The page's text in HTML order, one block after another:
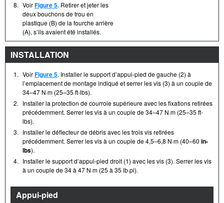
8. VoirFigure 5. Retirer et jeter les
deux bouchons de trou en
plastique (B) de la fourche arrière
(A), s’ils avaient été installés.
INSTALLATION
1. VoirFigure 5. Installer le support d’appui-pied de gauche (2) à
l’emplacement de montage indiqué et serrer les vis (3) à un couple de
34–47 N·m (25–35 ft-lbs).
2. Installer la protection de courroie supérieure avec les fixations retirées
précédemment. Serrer les vis à un couple de 34–47 N·m (25–35 ft-
lbs).
3. Installer le déflecteur de débris avec les trois vis retirées
précédemment. Serrer les vis à un couple de 4,5–6,8 N·m (40–60 in-
lbs).
4. Installer le support d’appui-pied droit (1) avec les vis (3). Serrer les vis
à un couple de 34 à 47 N·m (25 à 35 lb·pi).
Appui-pied